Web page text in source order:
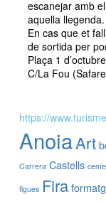
escanejar amb
aquella llegenda.
En cas que et
de sortida per
Plaça 1
C/La Fou
https://
AnoiaArt
Carrera Castells
figues Fira